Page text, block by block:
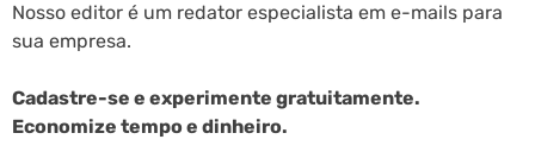
Nosso editor é um redator especialista em e-mails para
sua empresa.
Cadastre-se e experimente gratuitamente.
Economize tempo e dinheiro.